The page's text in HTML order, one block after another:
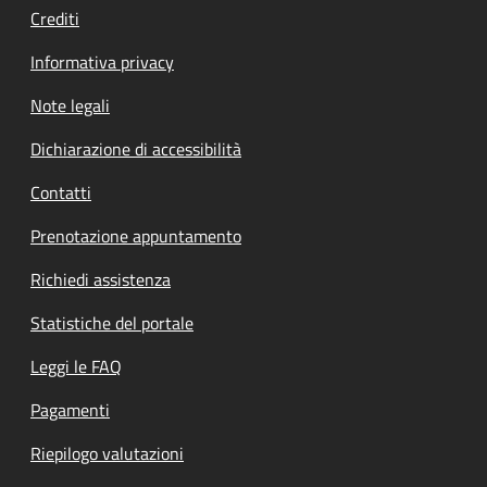
Crediti
Informativa privacy
Note legali
Dichiarazione di accessibilità
Contatti
Prenotazione appuntamento
Richiedi assistenza
Statistiche del portale
Leggi le FAQ
Pagamenti
Riepilogo valutazioni